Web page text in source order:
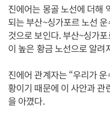
진에어는 몽골 노선에 더해
되는 부산~싱가포르 노선
것으로 보인다. 부산~싱가
이 높은 황금 노선으로 알려
진에어 관계자는 “우리가
황이기 때문에 이 사안과 관
을 아꼈다.